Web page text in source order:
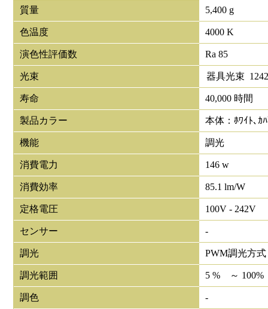
質量 5,400 g
色温度 4000 K
演色性評価数 Ra 85
光束 器具光束
寿命 40,000 時間
製品カラー 本体：ﾎﾜｲﾄ､ｶ
機能 調光
消費電力 146 w
消費効率 85.1 lm/W
定格電圧 100V - 242V
センサー -
調光 PWM調光方式
調光範囲 5 % ～ 100%
調色 -